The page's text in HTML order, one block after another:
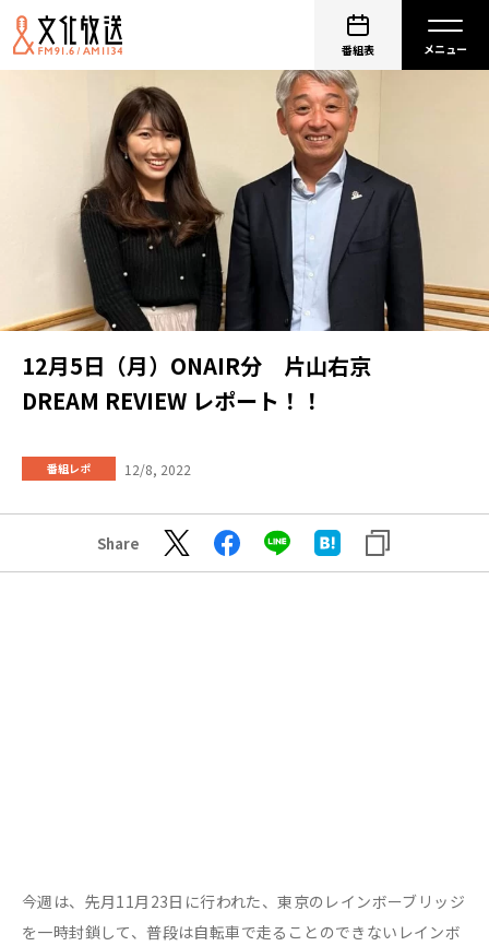
番組表
12月5日（月）ONAIR分 片山右京
DREAM REVIEW レポート！！
番組レポ 12/8, 2022
Share
今週は、先月11月23日に行われた、東京のレインボーブリッジ
を一時封鎖して、普段は自転車で走ることのできないレインボ